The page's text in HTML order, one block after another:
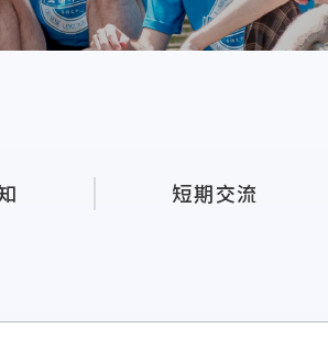
短期交流